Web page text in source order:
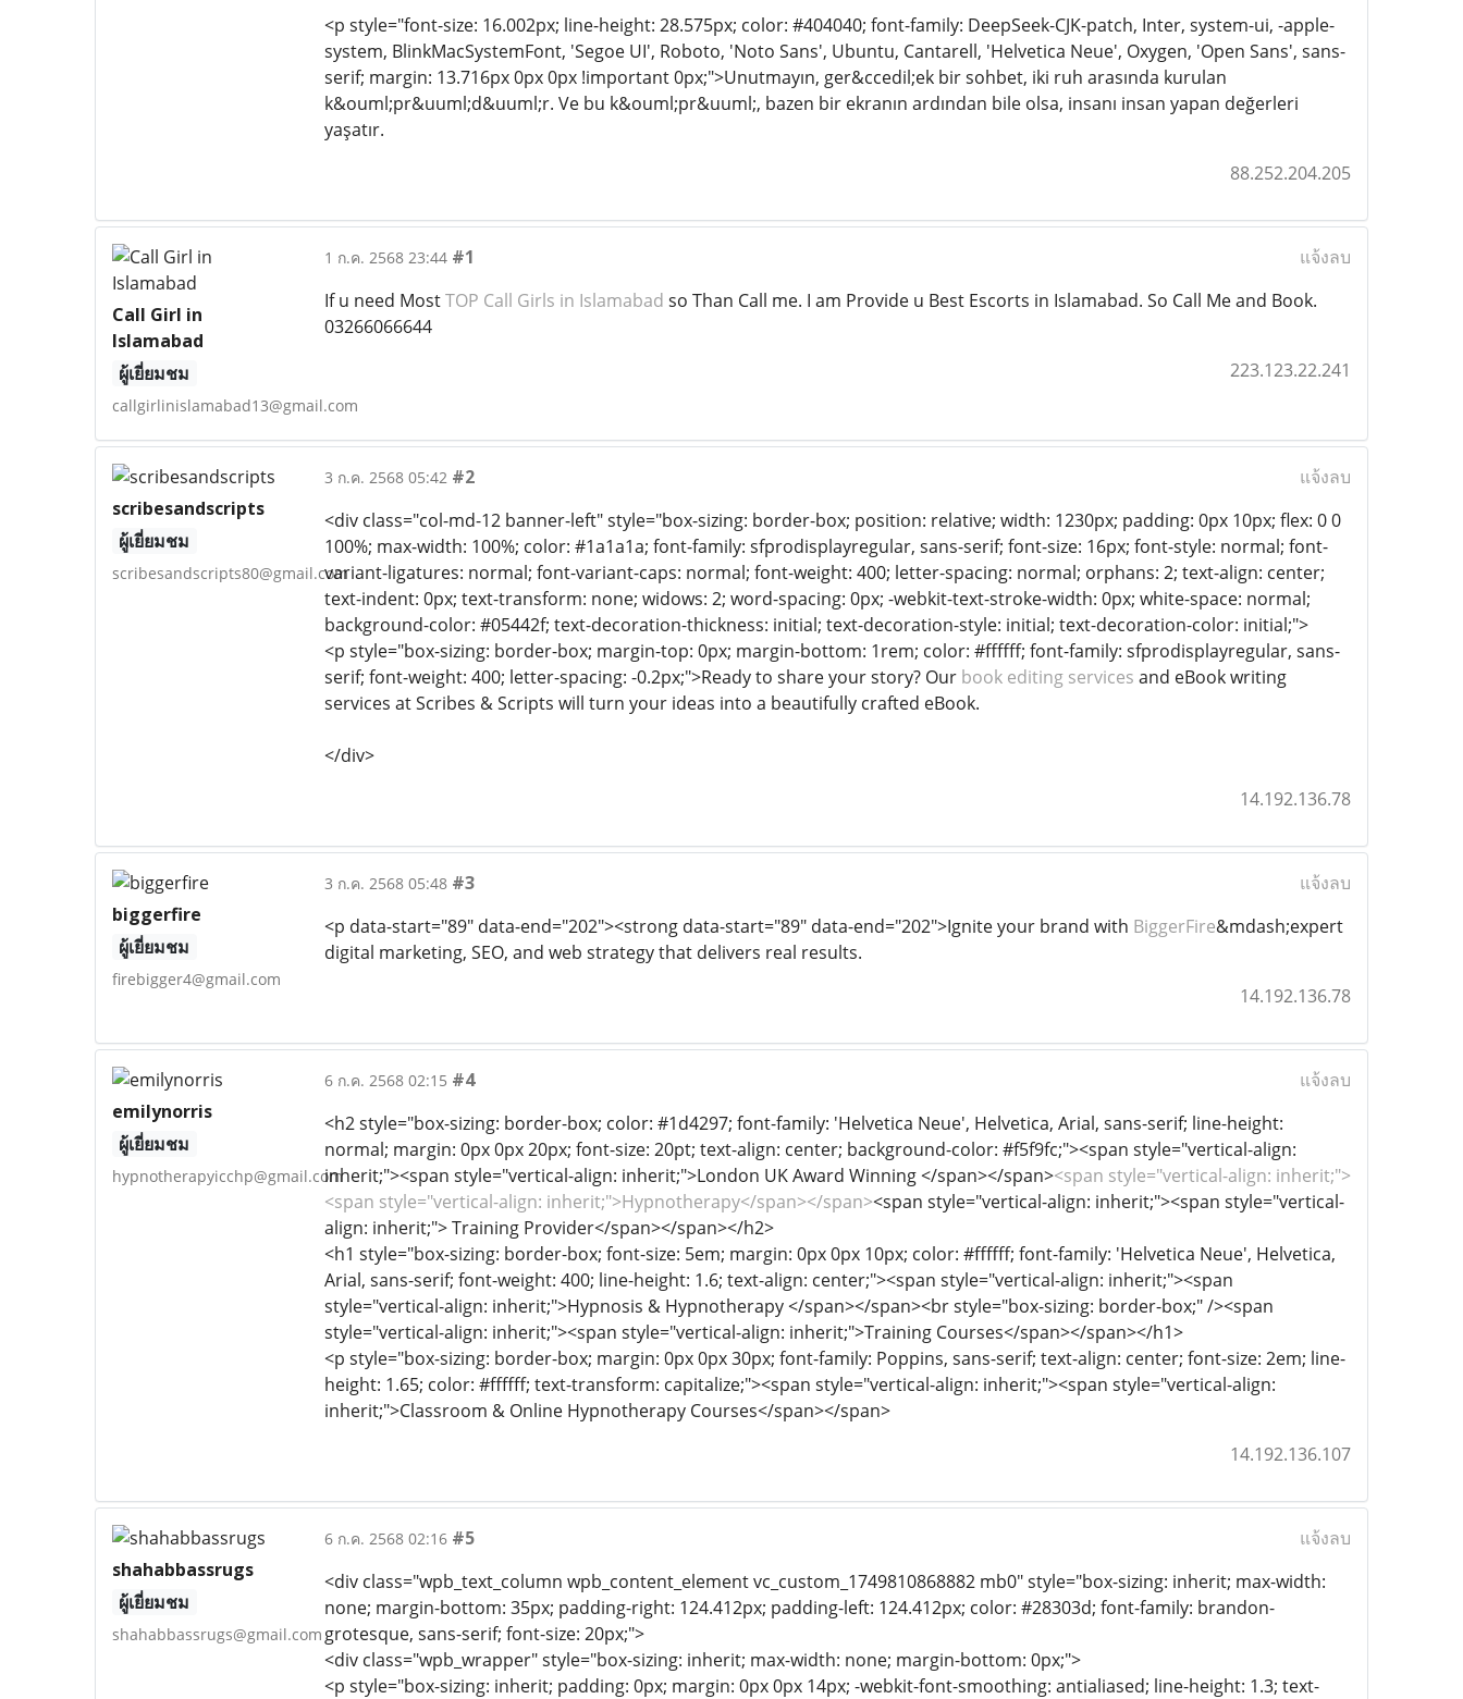
<p style="font-size: 16.002px; line-height: 28.575px; color: #404040; font-family: DeepSeek-CJK-patch, Inter, system-ui, -apple-
system, BlinkMacSystemFont, 'Segoe UI', Roboto, 'Noto Sans', Ubuntu, Cantarell, 'Helvetica Neue', Oxygen, 'Open Sans', sans-
serif; margin: 13.716px 0px 0px !important 0px;">Unutmayın, ger&ccedil;ek bir sohbet, iki ruh arasında kurulan
k&ouml;pr&uuml;d&uuml;r. Ve bu k&ouml;pr&uuml;, bazen bir ekranın ardından bile olsa, insanı insan yapan değerleri
yaşatır.
88.252.204.205
Call Girl in
Islamabad
ผู้เยี่ยมชม
callgirlinislamabad13@gmail.com
1 ก.ค. 2568 23:44 #1
แจ้งลบ
If u need MostTOP Call Girls in Islamabad so Than Call me. I am Provide u Best Escorts in Islamabad. So Call Me and Book.
03266066644
223.123.22.241
scribesandscripts
ผู้เยี่ยมชม
scribesandscripts80@gmail.com
3 ก.ค. 2568 05:42 #2
แจ้งลบ
<div class="col-md-12 banner-left" style="box-sizing: border-box; position: relative; width: 1230px; padding: 0px 10px; flex: 0 0
100%; max-width: 100%; color: #1a1a1a; font-family: sfprodisplayregular, sans-serif; font-size: 16px; font-style: normal; font-
variant-ligatures: normal; font-variant-caps: normal; font-weight: 400; letter-spacing: normal; orphans: 2; text-align: center;
text-indent: 0px; text-transform: none; widows: 2; word-spacing: 0px; -webkit-text-stroke-width: 0px; white-space: normal;
background-color: #05442f; text-decoration-thickness: initial; text-decoration-style: initial; text-decoration-color: initial;">
<p style="box-sizing: border-box; margin-top: 0px; margin-bottom: 1rem; color: #ffffff; font-family: sfprodisplayregular, sans-
serif; font-weight: 400; letter-spacing: -0.2px;">Ready to share your story? Our book editing services and eBook writing
services at Scribes & Scripts will turn your ideas into a beautifully crafted eBook.
</div>
14.192.136.78
biggerfire
ผู้เยี่ยมชม
firebigger4@gmail.com
3 ก.ค. 2568 05:48 #3
แจ้งลบ
<p data-start="89" data-end="202"><strong data-start="89" data-end="202">Ignite your brand with BiggerFire&mdash;expert
digital marketing, SEO, and web strategy that delivers real results.
14.192.136.78
emilynorris
ผู้เยี่ยมชม
hypnotherapyicchp@gmail.com
6 ก.ค. 2568 02:15 #4
แจ้งลบ
<h2 style="box-sizing: border-box; color: #1d4297; font-family: 'Helvetica Neue', Helvetica, Arial, sans-serif; line-height:
normal; margin: 0px 0px 20px; font-size: 20pt; text-align: center; background-color: #f5f9fc;"><span style="vertical-align:
inherit;"><span style="vertical-align: inherit;">London UK Award Winning </span></span><span style="vertical-align: inherit;">
<span style="vertical-align: inherit;">Hypnotherapy</span></span><span style="vertical-align: inherit;"><span style="vertical-
align: inherit;"> Training Provider</span></span></h2>
<h1 style="box-sizing: border-box; font-size: 5em; margin: 0px 0px 10px; color: #ffffff; font-family: 'Helvetica Neue', Helvetica,
Arial, sans-serif; font-weight: 400; line-height: 1.6; text-align: center;"><span style="vertical-align: inherit;"><span
style="vertical-align: inherit;">Hypnosis & Hypnotherapy </span></span><br style="box-sizing: border-box;" /><span
style="vertical-align: inherit;"><span style="vertical-align: inherit;">Training Courses</span></span></h1>
<p style="box-sizing: border-box; margin: 0px 0px 30px; font-family: Poppins, sans-serif; text-align: center; font-size: 2em; line-
height: 1.65; color: #ffffff; text-transform: capitalize;"><span style="vertical-align: inherit;"><span style="vertical-align:
inherit;">Classroom & Online Hypnotherapy Courses</span></span>
14.192.136.107
shahabbassrugs
ผู้เยี่ยมชม
shahabbassrugs@gmail.com
6 ก.ค. 2568 02:16 #5
แจ้งลบ
<div class="wpb_text_column wpb_content_element vc_custom_1749810868882 mb0" style="box-sizing: inherit; max-width:
none; margin-bottom: 35px; padding-right: 124.412px; padding-left: 124.412px; color: #28303d; font-family: brandon-
grotesque, sans-serif; font-size: 20px;">
<div class="wpb_wrapper" style="box-sizing: inherit; max-width: none; margin-bottom: 0px;">
<p style="box-sizing: inherit; padding: 0px; margin: 0px 0px 14px; -webkit-font-smoothing: antialiased; line-height: 1.3; text-